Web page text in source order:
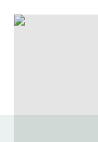
Bivouac Malté, ©